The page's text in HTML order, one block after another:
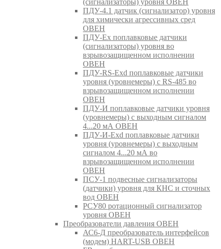
(сигнализаторы) уровня ОВЕН
ПДУ-4.1 датчик (сигнализатор) уровня
для химически агрессивных сред
ОВЕН
ПДУ-Ex поплавковые датчики
(сигнализаторы) уровня во
взрывозащищенном исполнении
ОВЕН
ПДУ-RS-Exd поплавковые датчики
уровня (уровнемеры) с RS-485 во
взрывозащищенном исполнении
ОВЕН
ПДУ-И поплавковые датчики уровня
(уровнемеры) с выходным сигналом
4...20 мА ОВЕН
ПДУ-И-Exd поплавковые датчики
уровня (уровнемеры) с выходным
сигналом 4...20 мА во
взрывозащищенном исполнении
ОВЕН
ПСУ-1 подвесные сигнализаторы
(датчики) уровня для КНС и сточных
вод ОВЕН
РСУ80 ротационный сигнализатор
уровня ОВЕН
Преобразователи давления ОВЕН
АС6-Д преобразователь интерфейсов
(модем) HART-USB ОВЕН